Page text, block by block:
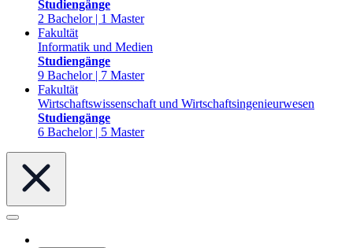
Studiengänge
2 Bachelor | 1 Master
Fakultät
Informatik und Medien
Studiengänge
9 Bachelor | 7 Master
Fakultät
Wirtschaftswissenschaft und Wirtschaftsingenieurwesen
Studiengänge
6 Bachelor | 5 Master